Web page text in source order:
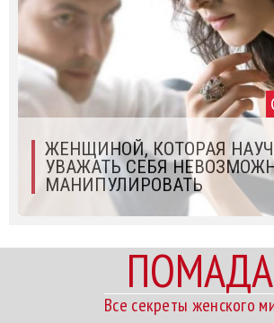
ЖЕНЩИНОЙ, КОТОРАЯ
УВАЖАТЬ СЕБЯ
МАНИПУЛИРОВАТЬ
ПОМАДА
Все секреты женского